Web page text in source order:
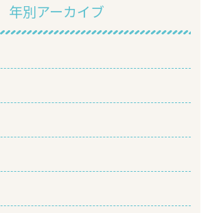
年別アーカイブ